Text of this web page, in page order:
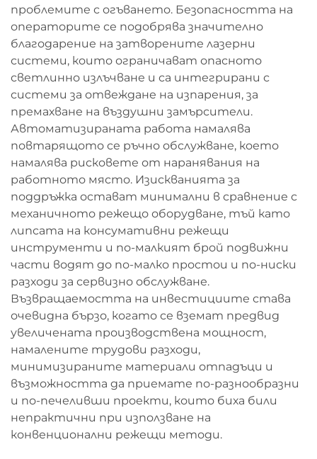
проблемите с огъването. Безопасността на
операторите се подобрява значително
благодарение на затворените лазерни
системи, които ограничават опасното
светлинно излъчване и са интегрирани с
системи за отвеждане на изпарения, за
премахване на въздушни замърсители.
Автоматизираната работа намалява
повтарящото се ръчно обслужване, което
намалява рисковете от наранявания на
работното място. Изискванията за
поддръжка остават минимални в сравнение с
механичното режещо оборудване, тъй като
липсата на консумативни режещи
инструменти и по-малкият брой подвижни
части водят до по-малко простои и по-ниски
разходи за сервизно обслужване.
Възвращаемостта на инвестициите става
очевидна бързо, когато се вземат предвид
увеличената производствена мощност,
намалените трудови разходи,
минимизираните материали отпадъци и
възможността да приемате по-разнообразни
и по-печеливши проекти, които биха били
непрактични при използване на
конвенционални режещи методи.